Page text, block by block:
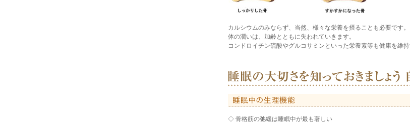
カルシウムのみならず、当然、様々な栄養を摂ることも必要です。
体の潤いは、加齢とともに失われていきます。
コンドロイチン硫酸やグルコサミンといった栄養素等も健康を維
◇ 骨格筋の弛緩は睡眠中が最も著しい